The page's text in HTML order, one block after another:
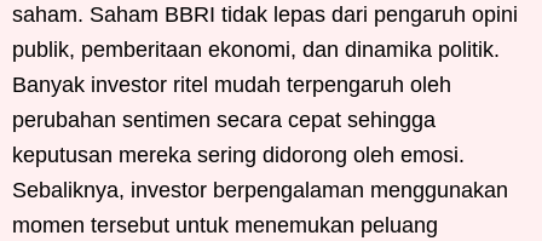
saham. Saham BBRI tidak lepas dari pengaruh opini
publik, pemberitaan ekonomi, dan dinamika politik.
Banyak investor ritel mudah terpengaruh oleh
perubahan sentimen secara cepat sehingga
keputusan mereka sering didorong oleh emosi.
Sebaliknya, investor berpengalaman menggunakan
momen tersebut untuk menemukan peluang